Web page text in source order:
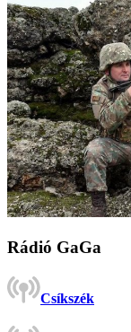
Rádió GaGa
Csíkszék